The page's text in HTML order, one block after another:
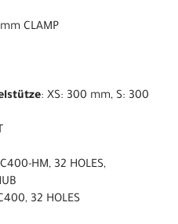
CLAMP
: XS: 300 mm, S: 300
HM, 32 HOLES,
32 HOLES